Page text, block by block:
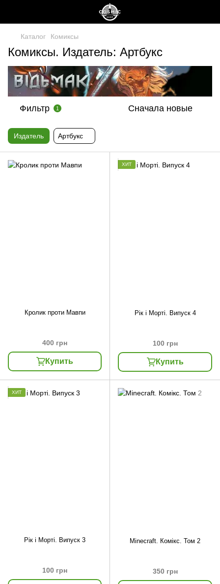
Каталог Комиксы
Комиксы. Издатель: Артбукс
Фильтр 1 Сначала новые
Издатель Артбукс
Кролик проти Мавпи
400 грн
Купить
ХИТ
Рік і Морті. Випуск 4
100 грн
Купить
ХИТ
Рік і Морті. Випуск 3
100 грн
Minecraft. Комікс. Том 2
350 грн